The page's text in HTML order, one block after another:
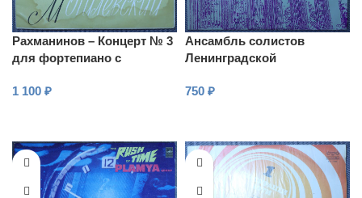
Рахманинов – Концерт № 3
для фортепиано с
30
1 100 ₽
Ансамбль солистов
Ленинградской
Блажков
750 ₽